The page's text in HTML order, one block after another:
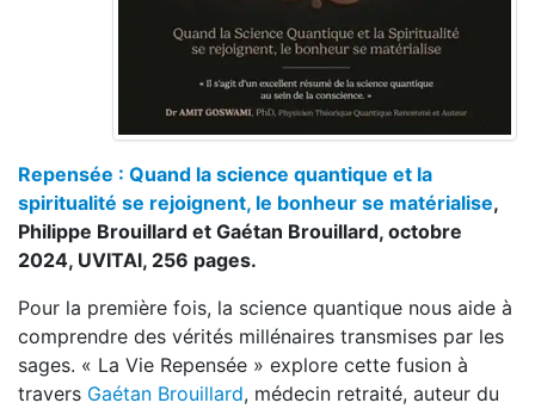
Repensée : Quand la science quantique et la
spiritualité se rejoignent, le bonheur se matérialise,
Philippe Brouillard et Gaétan Brouillard, octobre
2024, UVITAl, 256 pages.
Pour la première fois, la science quantique nous aide à
comprendre des vérités millénaires transmises par les
sages. « La Vie Repensée » explore cette fusion à
travers Gaétan Brouillard, médecin retraité, auteur du